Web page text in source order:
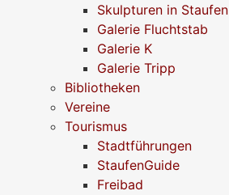
Skulpturen in Staufen
Galerie Fluchtstab
Galerie K
Galerie Tripp
Bibliotheken
Vereine
Tourismus
Stadtführungen
StaufenGuide
Freibad